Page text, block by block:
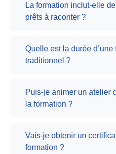
La formation inclut-elle
prêts à raconter ?
Quelle est la durée
traditionnel ?
Puis-je animer un atelier
la formation ?
Vais-je obtenir un
formation ?